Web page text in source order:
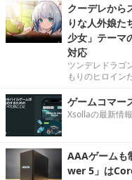
クーデレから
りな人外娘た
少女」テーマ
対応
ツンデレドラゴ
もりのヒロイン
ゲームコマー
Xsollaの最新情
AAAゲームも
wer 5」は